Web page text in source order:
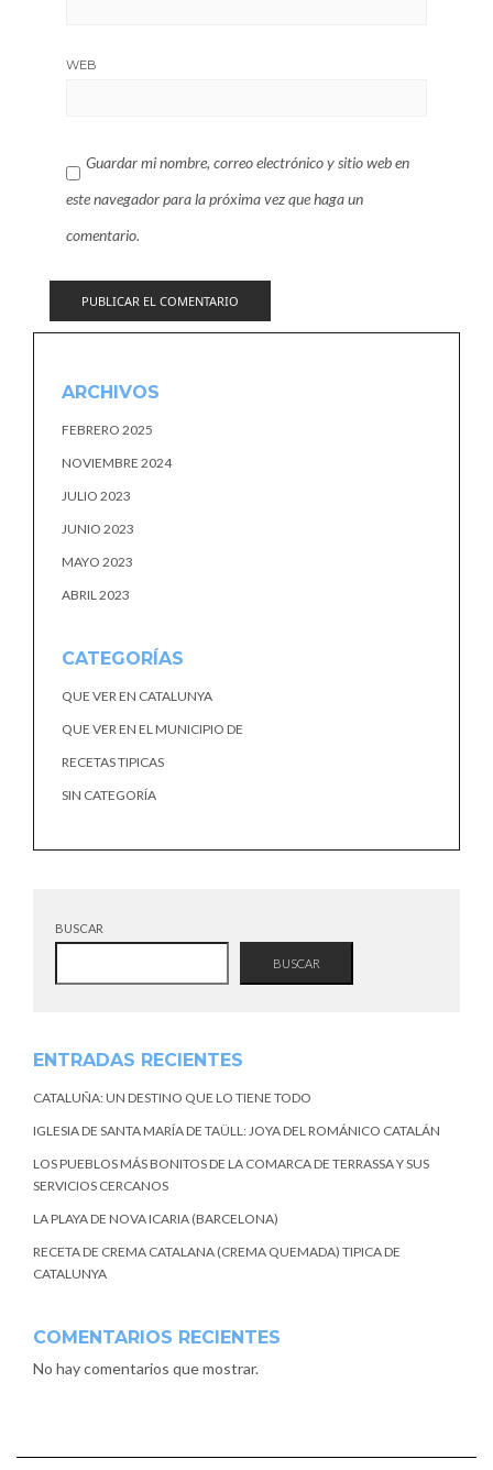
WEB
Guardar mi nombre, correo electrónico y sitio web en
este navegador para la próxima vez que haga un
comentario.
ARCHIVOS
FEBRERO 2025
NOVIEMBRE 2024
JULIO 2023
JUNIO 2023
MAYO 2023
ABRIL 2023
CATEGORÍAS
QUE VER EN CATALUNYA
QUE VER EN EL MUNICIPIO DE
RECETAS TIPICAS
SIN CATEGORÍA
BUSCAR
BUSCAR
ENTRADAS RECIENTES
CATALUÑA: UN DESTINO QUE LO TIENE TODO
IGLESIA DE SANTA MARÍA DE TAÜLL: JOYA DEL ROMÁNICO CATALÁN
LOS PUEBLOS MÁS BONITOS DE LA COMARCA DE TERRASSA Y SUS
SERVICIOS CERCANOS
LA PLAYA DE NOVA ICARIA (BARCELONA)
RECETA DE CREMA CATALANA (CREMA QUEMADA) TIPICA DE
CATALUNYA
COMENTARIOS RECIENTES
No hay comentarios que mostrar.